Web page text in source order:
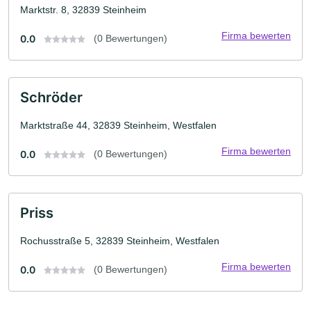
Marktstr. 8, 32839 Steinheim
0.0 (0 Bewertungen) Firma bewerten
Schröder
Marktstraße 44, 32839 Steinheim, Westfalen
0.0 (0 Bewertungen) Firma bewerten
Priss
Rochusstraße 5, 32839 Steinheim, Westfalen
0.0 (0 Bewertungen) Firma bewerten